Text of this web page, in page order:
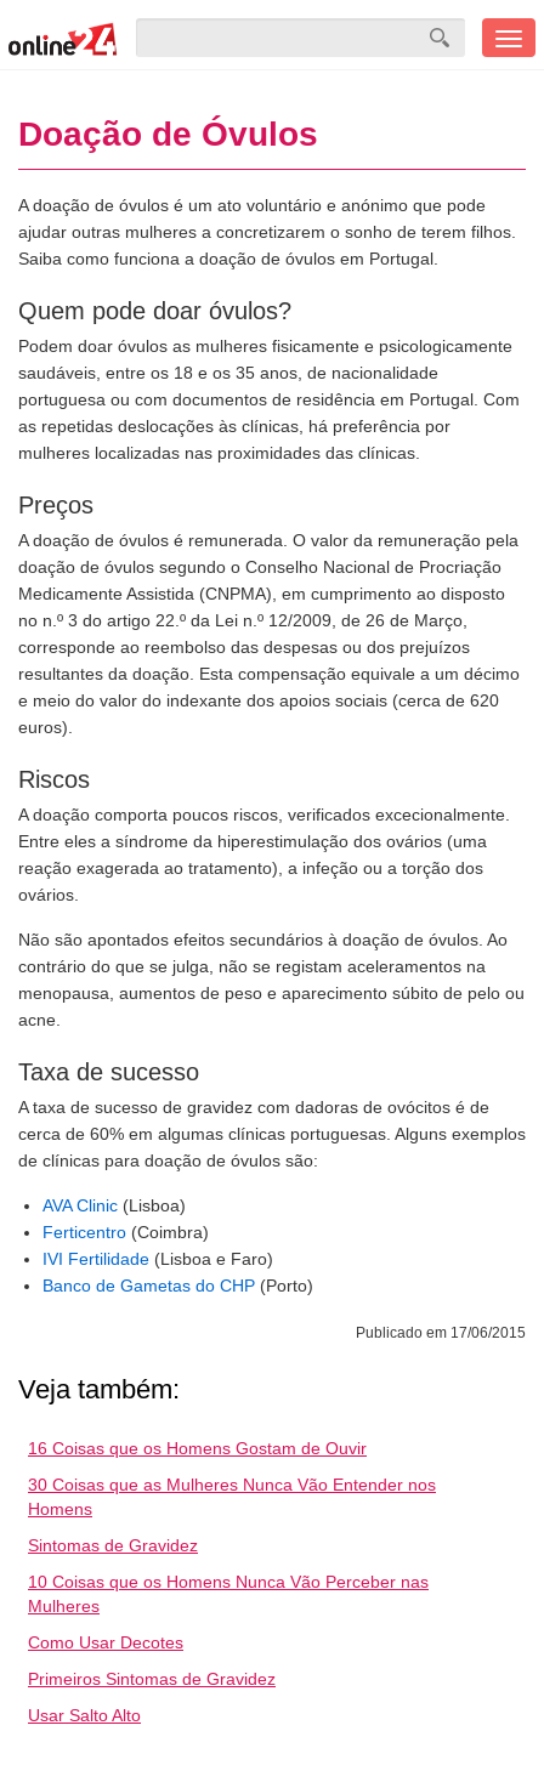
Doação de Óvulos
A doação de óvulos é um ato voluntário e anónimo que pode
ajudar outras mulheres a concretizarem o sonho de terem filhos.
Saiba como funciona a doação de óvulos em Portugal.
Quem pode doar óvulos?
Podem doar óvulos as mulheres fisicamente e psicologicamente
saudáveis, entre os 18 e os 35 anos, de nacionalidade
portuguesa ou com documentos de residência em Portugal. Com
as repetidas deslocações às clínicas, há preferência por
mulheres localizadas nas proximidades das clínicas.
Preços
A doação de óvulos é remunerada. O valor da remuneração pela
doação de óvulos segundo o Conselho Nacional de Procriação
Medicamente Assistida (CNPMA), em cumprimento ao disposto
no n.º 3 do artigo 22.º da Lei n.º 12/2009, de 26 de Março,
corresponde ao reembolso das despesas ou dos prejuízos
resultantes da doação. Esta compensação equivale a um décimo
e meio do valor do indexante dos apoios sociais (cerca de 620
euros).
Riscos
A doação comporta poucos riscos, verificados excecionalmente.
Entre eles a síndrome da hiperestimulação dos ovários (uma
reação exagerada ao tratamento), a infeção ou a torção dos
ovários.
Não são apontados efeitos secundários à doação de óvulos. Ao
contrário do que se julga, não se registam aceleramentos na
menopausa, aumentos de peso e aparecimento súbito de pelo ou
acne.
Taxa de sucesso
A taxa de sucesso de gravidez com dadoras de ovócitos é de
cerca de 60% em algumas clínicas portuguesas. Alguns exemplos
de clínicas para doação de óvulos são:
AVA Clinic (Lisboa)
Ferticentro (Coimbra)
IVI Fertilidade (Lisboa e Faro)
Banco de Gametas do CHP (Porto)
Publicado em 17/06/2015
Veja também:
16 Coisas que os Homens Gostam de Ouvir
30 Coisas que as Mulheres Nunca Vão Entender nos
Homens
Sintomas de Gravidez
10 Coisas que os Homens Nunca Vão Perceber nas
Mulheres
Como Usar Decotes
Primeiros Sintomas de Gravidez
Usar Salto Alto